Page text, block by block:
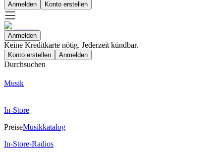
Anmelden Konto erstellen
Anmelden
Keine Kreditkarte nötig. Jederzeit kündbar.
Konto erstellen Anmelden
Durchsuchen
Musik
In-Store
PreiseMusikkatalog
In-Store-Radios